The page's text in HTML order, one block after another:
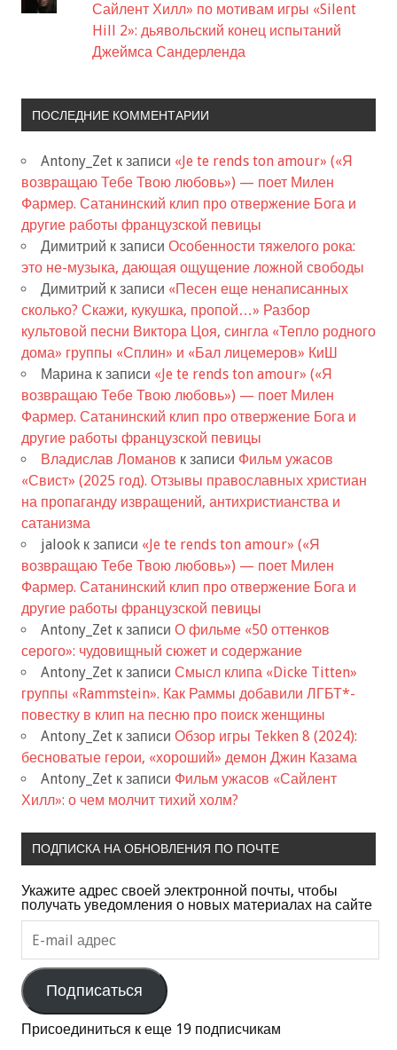
Сайлент Хилл» по мотивам игры «Silent
Hill 2»: дьявольский конец испытаний
Джеймса Сандерленда
ПОСЛЕДНИЕ КОММЕНТАРИИ
Antony_Zet к записи «Je te rends ton amour» («Я
возвращаю Тебе Твою любовь») — поет Милен
Фармер. Сатанинский клип про отвержение Бога и
другие работы французской певицы
Димитрий к записи Особенности тяжелого рока:
это не-музыка, дающая ощущение ложной свободы
Димитрий к записи «Песен еще ненаписанных
сколько? Скажи, кукушка, пропой…» Разбор
культовой песни Виктора Цоя, сингла «Тепло родного
дома» группы «Сплин» и «Бал лицемеров» КиШ
Марина к записи «Je te rends ton amour» («Я
возвращаю Тебе Твою любовь») — поет Милен
Фармер. Сатанинский клип про отвержение Бога и
другие работы французской певицы
Владислав Ломанов к записи Фильм ужасов
«Свист» (2025 год). Отзывы православных христиан
на пропаганду извращений, антихристианства и
сатанизма
jalook к записи «Je te rends ton amour» («Я
возвращаю Тебе Твою любовь») — поет Милен
Фармер. Сатанинский клип про отвержение Бога и
другие работы французской певицы
Antony_Zet к записи О фильме «50 оттенков
серого»: чудовищный сюжет и содержание
Antony_Zet к записи Смысл клипа «Dicke Titten»
группы «Rammstein». Как Раммы добавили ЛГБТ*-
повестку в клип на песню про поиск женщины
Antony_Zet к записи Обзор игры Tekken 8 (2024):
бесноватые герои, «хороший» демон Джин Казама
Antony_Zet к записи Фильм ужасов «Сайлент
Хилл»: о чем молчит тихий холм?
ПОДПИСКА НА ОБНОВЛЕНИЯ ПО ПОЧТЕ
Укажите адрес своей электронной почты, чтобы
получать уведомления о новых материалах на сайте
E-
mail
адрес
Подписаться
Присоединиться к еще 19 подписчикам